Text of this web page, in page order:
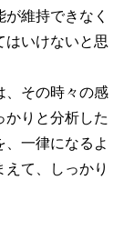
維持できなく
はいけないと思
その時々の感
かりと分析した
、一律になるよ
て、しっかり